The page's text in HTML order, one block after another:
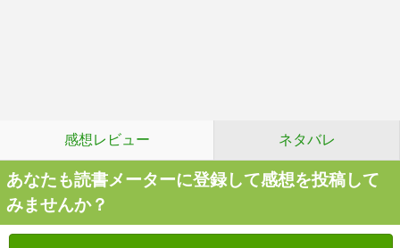
感想レビュー ネタバレ
あなたも読書メーターに登録して感想を投稿して
みませんか？